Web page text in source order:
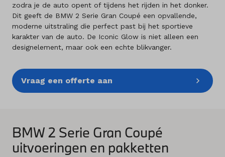
zodra je de auto opent of tijdens het rijden in het donker.
Dit geeft de BMW 2 Serie Gran Coupé een opvallende,
moderne uitstraling die perfect past bij het sportieve
karakter van de auto. De Iconic Glow is niet alleen een
designelement, maar ook een echte blikvanger.
Vraag een offerte aan
BMW 2 Serie Gran Coupé
uitvoeringen en pakketten